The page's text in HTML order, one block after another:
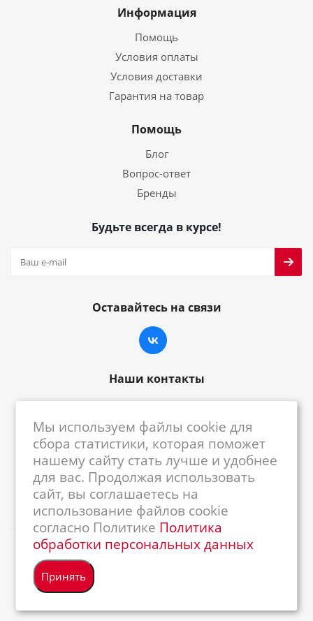
Информация
Помощь
Условия оплаты
Условия доставки
Гарантия на товар
Помощь
Блог
Вопрос-ответ
Бренды
Будьте всегда в курсе!
Оставайтесь на связи
Наши контакты
centrkkm@centrkkm.ru
185005, г. Петрозаводск, ул. Промышленная,
1/26
2026 © Республиканский Центр ККМ
Мы используем файлы cookie для
сбора статистики, которая поможет
нашему сайту стать лучше и удобнее
для вас. Продолжая использовать
сайт, вы соглашаетесь на
использование файлов cookie
согласно Политике Политика
обработки персональных данных
Принять